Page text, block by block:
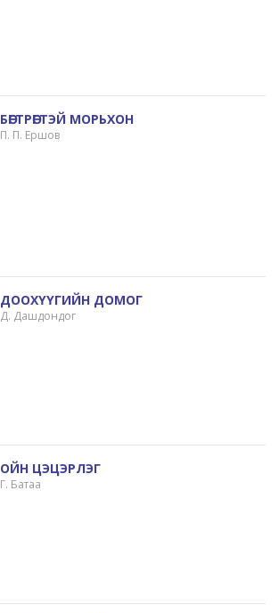
БӨГТРӨГТЭЙ МОРЬХОН
П. П. Ершов
ДООХҮҮГИЙН ДОМОГ
Д. Дашдондог
ОЙН ЦЭЦЭРЛЭГ
Г. Батаа